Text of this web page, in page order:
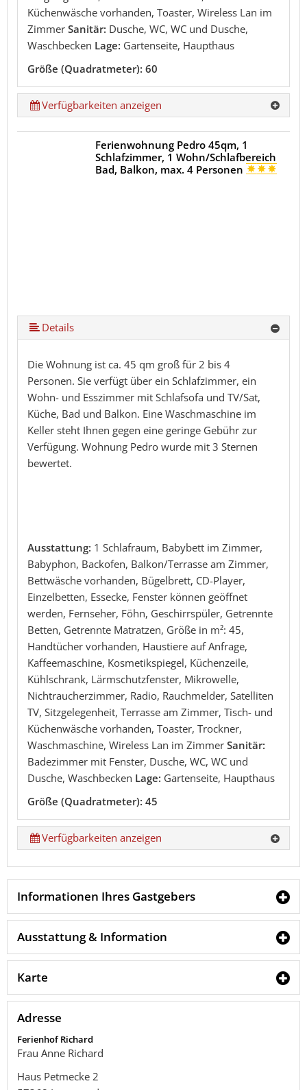
Küchenwäsche vorhanden, Toaster, Wireless Lan im
Zimmer Sanitär: Dusche, WC, WC und Dusche,
Waschbecken Lage: Gartenseite, Haupthaus
Größe (Quadratmeter): 60
Verfügbarkeiten anzeigen
Ferienwohnung Pedro 45qm, 1
Schlafzimmer, 1 Wohn/Schlafbereich
Bad, Balkon, max. 4 Personen
Details
Die Wohnung ist ca. 45 qm groß für 2 bis 4
Personen. Sie verfügt über ein Schlafzimmer, ein
Wohn- und Esszimmer mit Schlafsofa und TV/Sat,
Küche, Bad und Balkon. Eine Waschmaschine im
Keller steht Ihnen gegen eine geringe Gebühr zur
Verfügung. Wohnung Pedro wurde mit 3 Sternen
bewertet.
Ausstattung: 1 Schlafraum, Babybett im Zimmer,
Babyphon, Backofen, Balkon/Terrasse am Zimmer,
Bettwäsche vorhanden, Bügelbrett, CD-Player,
Einzelbetten, Essecke, Fenster können geöffnet
werden, Fernseher, Föhn, Geschirrspüler, Getrennte
Betten, Getrennte Matratzen, Größe in m²: 45,
Handtücher vorhanden, Haustiere auf Anfrage,
Kaffeemaschine, Kosmetikspiegel, Küchenzeile,
Kühlschrank, Lärmschutzfenster, Mikrowelle,
Nichtraucherzimmer, Radio, Rauchmelder, Satelliten
TV, Sitzgelegenheit, Terrasse am Zimmer, Tisch- und
Küchenwäsche vorhanden, Toaster, Trockner,
Waschmaschine, Wireless Lan im Zimmer Sanitär:
Badezimmer mit Fenster, Dusche, WC, WC und
Dusche, Waschbecken Lage: Gartenseite, Haupthaus
Größe (Quadratmeter): 45
Verfügbarkeiten anzeigen
Informationen Ihres Gastgebers
Ausstattung & Information
Karte
Adresse
Ferienhof Richard
Frau Anne Richard
Haus Petmecke 2